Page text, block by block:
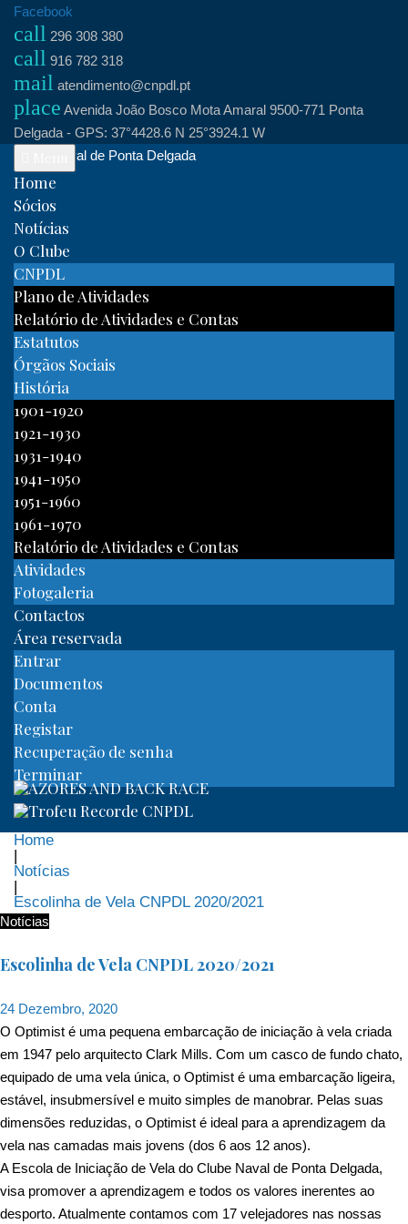
Skip
content
Facebook
call 296 308 380
call 916 782 318
mail atendimento@cnpdl.pt
place Avenida João Bosco Mota Amaral 9500-771 Ponta
Delgada - GPS: 37°4428.6 N 25°3924.1 W
Clube Naval de Ponta Delgada
Home
Sócios
Notícias
O Clube
CNPDL
Plano de Atividades
Relatório de Atividades e Contas
Estatutos
Órgãos Sociais
História
1901-1920
1921-1930
1931-1940
1941-1950
1951-1960
1961-1970
Relatório de Atividades e Contas
Atividades
Fotogaleria
Contactos
Área reservada
Entrar
Documentos
Conta
Registar
Recuperação de senha
Terminar
Home
|
Notícias
|
Escolinha de Vela CNPDL 2020/2021
Notícias
Escolinha de Vela CNPDL 2020/2021
24 Dezembro, 2020
O Optimist é uma pequena embarcação de iniciação à vela criada
em 1947 pelo arquitecto Clark Mills. Com um casco de fundo chato,
equipado de uma vela única, o Optimist é uma embarcação ligeira,
estável, insubmersível e muito simples de manobrar. Pelas suas
dimensões reduzidas, o Optimist é ideal para a aprendizagem da
vela nas camadas mais jovens (dos 6 aos 12 anos).
A Escola de Iniciação de Vela do Clube Naval de Ponta Delgada,
visa promover a aprendizagem e todos os valores inerentes ao
desporto. Atualmente contamos com 17 velejadores nas nossas